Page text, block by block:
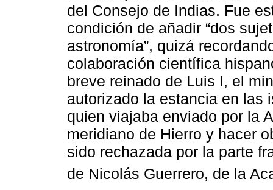
del Consejo de Indias. Fue
condición de añadir “dos
astronomía”, quizá
colaboración científica
breve reinado de Luis I, el
autorizado la estancia en las
quien viajaba enviado por la
meridiano de Hierro y hacer
sido rechazada por la parte
de Nicolás Guerrero, de la